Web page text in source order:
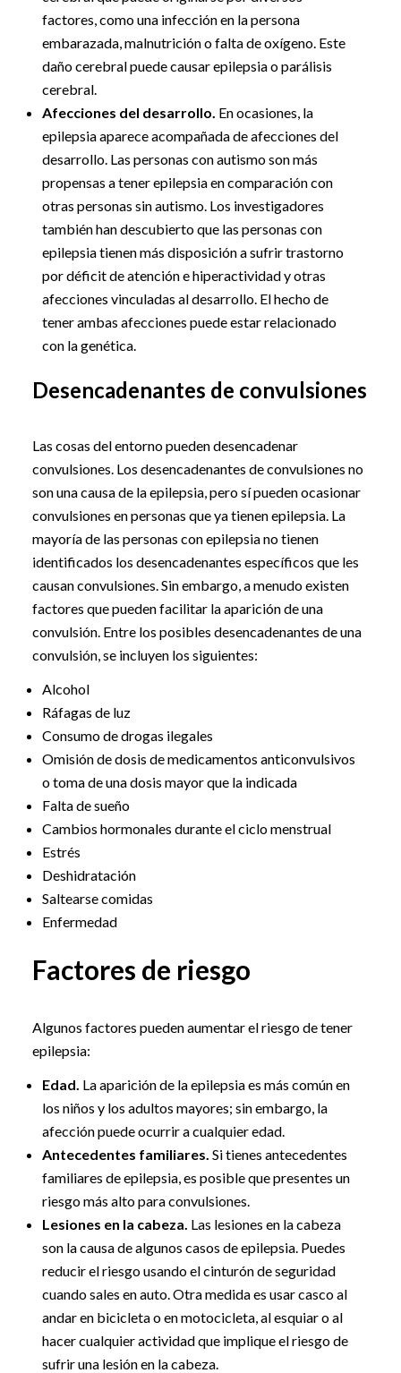
factores, como una infección en la persona
embarazada, malnutrición o falta de oxígeno. Este
daño cerebral puede causar epilepsia o parálisis
cerebral.
Afecciones del desarrollo. En ocasiones, la
epilepsia aparece acompañada de afecciones del
desarrollo. Las personas con autismo son más
propensas a tener epilepsia en comparación con
otras personas sin autismo. Los investigadores
también han descubierto que las personas con
epilepsia tienen más disposición a sufrir trastorno
por déficit de atención e hiperactividad y otras
afecciones vinculadas al desarrollo. El hecho de
tener ambas afecciones puede estar relacionado
con la genética.
Desencadenantes de convulsiones
Las cosas del entorno pueden desencadenar
convulsiones. Los desencadenantes de convulsiones no
son una causa de la epilepsia, pero sí pueden ocasionar
convulsiones en personas que ya tienen epilepsia. La
mayoría de las personas con epilepsia no tienen
identificados los desencadenantes específicos que les
causan convulsiones. Sin embargo, a menudo existen
factores que pueden facilitar la aparición de una
convulsión. Entre los posibles desencadenantes de una
convulsión, se incluyen los siguientes:
Alcohol
Ráfagas de luz
Consumo de drogas ilegales
Omisión de dosis de medicamentos anticonvulsivos
o toma de una dosis mayor que la indicada
Falta de sueño
Cambios hormonales durante el ciclo menstrual
Estrés
Deshidratación
Saltearse comidas
Enfermedad
Factores de riesgo
Algunos factores pueden aumentar el riesgo de tener
epilepsia:
Edad. La aparición de la epilepsia es más común en
los niños y los adultos mayores; sin embargo, la
afección puede ocurrir a cualquier edad.
Antecedentes familiares. Si tienes antecedentes
familiares de epilepsia, es posible que presentes un
riesgo más alto para convulsiones.
Lesiones en la cabeza. Las lesiones en la cabeza
son la causa de algunos casos de epilepsia. Puedes
reducir el riesgo usando el cinturón de seguridad
cuando sales en auto. Otra medida es usar casco al
andar en bicicleta o en motocicleta, al esquiar o al
hacer cualquier actividad que implique el riesgo de
sufrir una lesión en la cabeza.